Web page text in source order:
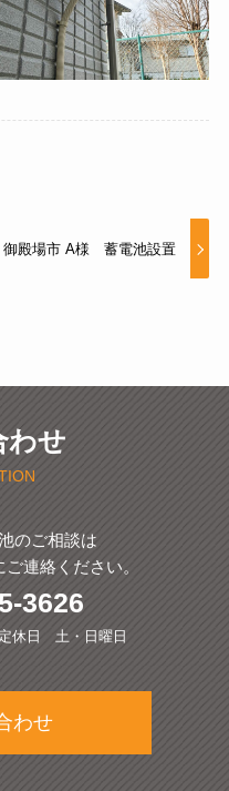
御殿場市 A様 蓄電池設置
わせ
のご相談は
連絡ください。
3626
休日 土・日曜日
わせ